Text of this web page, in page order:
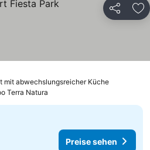
Teilen
mit abwechslungsreicher Küche
Terra Natura
Preise sehen